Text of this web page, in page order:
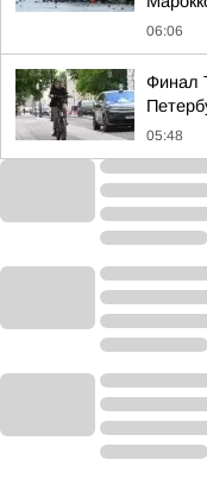
06:06
Финал
05:48